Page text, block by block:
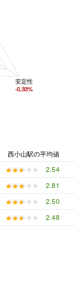
安定性
-0.33%
西小山駅の平均値
★★★★★
★★★★★
2.54
★★★★★
★★★★★
2.81
★★★★★
★★★★★
2.50
★★★★★
★★★★★ 2.48